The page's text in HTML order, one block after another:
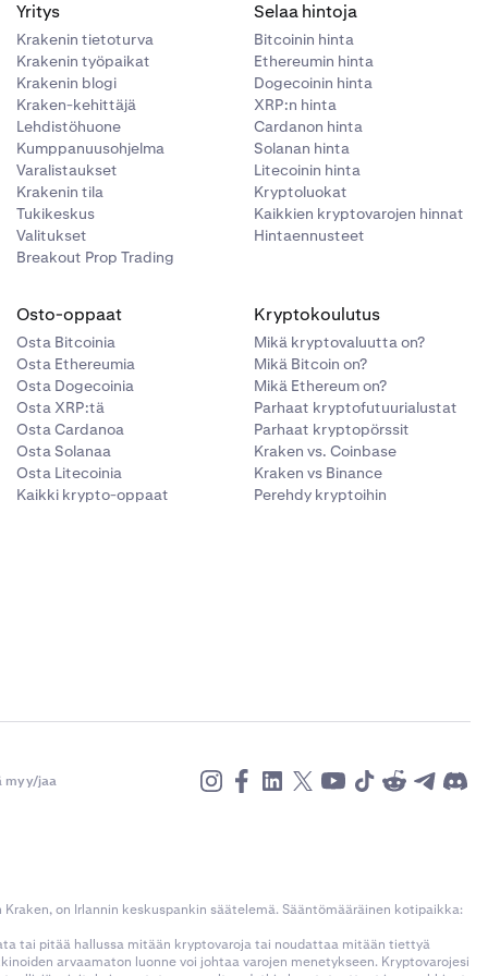
laitteisiisi
selaimen
valita linkin
jos klikkaat
linkin
ladata
olet
tämä
tai ZIP-
että
että
pienenä.
ja liität
Yritys
Krakenin tietoturva
Krakenin työpaikat
Krakenin blogi
Kraken-kehittäjä
Lehdistöhuone
Kumppanuusohjelma
Varalistaukset
Krakenin tila
Tukikeskus
Valitukset
Breakout Prop Trading
Selaa hintoja
Bitcoinin hinta
Ethereumin hinta
Dogecoinin hinta
XRP:n hinta
Cardanon hinta
Solanan hinta
Litecoinin hinta
Kryptoluokat
Kaikkien kryptovarojen hinnat
Hintaennusteet
Osto-oppaat
Osta Bitcoinia
Osta Ethereumia
Osta Dogecoinia
Osta XRP:tä
Osta Cardanoa
Osta Solanaa
Osta Litecoinia
Kaikki krypto-oppaat
Kryptokoulutus
Mikä kryptovaluutta on?
Mikä Bitcoin on?
Mikä Ethereum on?
Parhaat kryptofutuurialustat
Parhaat kryptopörssit
Kraken vs. Coinbase
Kraken vs Binance
Perehdy kryptoihin
myy/jaa
on Irlannin keskuspankin säätelemä. Sääntömääräinen kotipaikka:
tai pitää hallussa mitään kryptovaroja tai noudattaa mitään tiettyä
arvaamaton luonne voi johtaa varojen menetykseen. Kryptovarojesi